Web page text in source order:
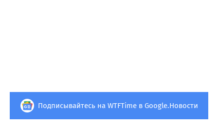
Подписывайтесь на WTFTime в Google.Новости